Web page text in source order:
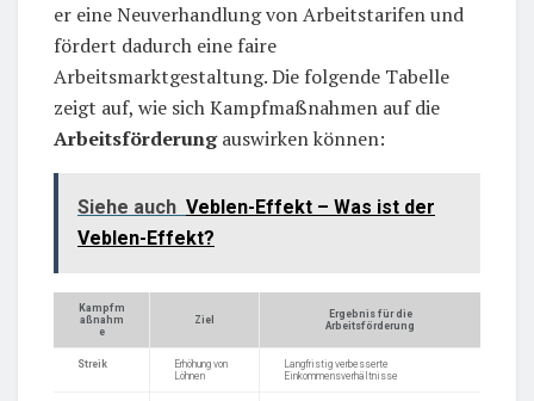
er eine Neuverhandlung von Arbeitstarifen und
fördert dadurch eine faire
Arbeitsmarktgestaltung. Die folgende Tabelle
zeigt auf, wie sich Kampfmaßnahmen auf die
Arbeitsförderungauswirken können:
Siehe auch Veblen-Effekt – Was ist der
Veblen-Effekt?
Kampfm
aßnahm
e
Ziel
Ergebnis für die
Arbeitsförderung
Streik
Erhöhung von
Löhnen
Langfristig verbesserte
Einkommensverhältnisse